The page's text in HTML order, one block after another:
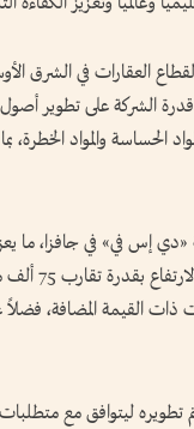
العقارات في الشرق
قدرة الشركة على تطوير
الحساسة والمواد الخطرة،
«دي إس في» في جافزا، ما
داخل الموقع
ذات القيمة المضافة،